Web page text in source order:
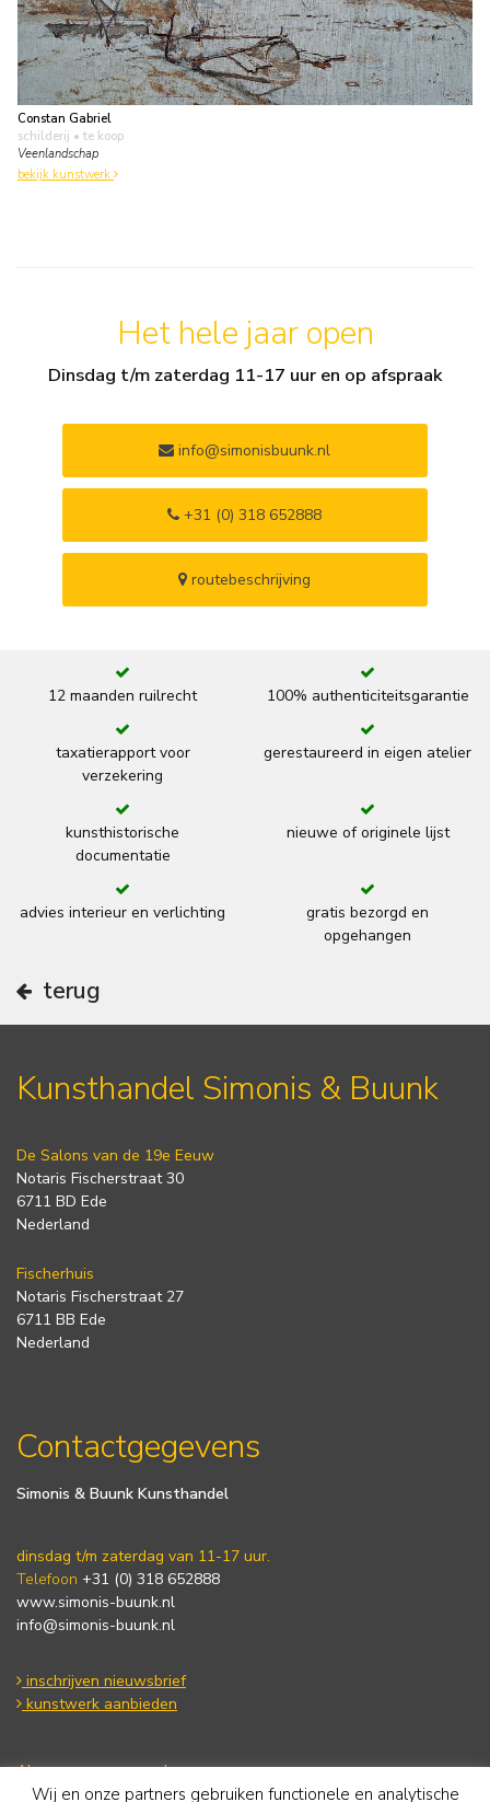
Constan Gabriel
schilderij • te koop
Veenlandschap
bekijk kunstwerk
Het hele jaar open
Dinsdag t/m zaterdag 11-17 uur en op afspraak
info@simonisbuunk.nl
+31 (0) 318 652888
routebeschrijving
12 maanden ruilrecht 100% authenticiteitsgarantie
taxatierapport voor
verzekering
gerestaureerd in eigen atelier
kunsthistorische
documentatie
nieuwe of originele lijst
advies interieur en verlichting
gratis bezorgd en
opgehangen
terug
Kunsthandel Simonis & Buunk
De Salons van de 19e Eeuw
Notaris Fischerstraat 30
6711 BD Ede
Nederland
Fischerhuis
Notaris Fischerstraat 27
6711 BB Ede
Nederland
Contactgegevens
Simonis & Buunk Kunsthandel
dinsdag t/m zaterdag van 11-17 uur.
Telefoon +31 (0) 318 652888
www.simonis-buunk.nl
info@simonis-buunk.nl
inschrijven nieuwsbrief
kunstwerk aanbieden
Algemene voorwaarden
Privacy statement
Wij en onze partners gebruiken functionele en analytische